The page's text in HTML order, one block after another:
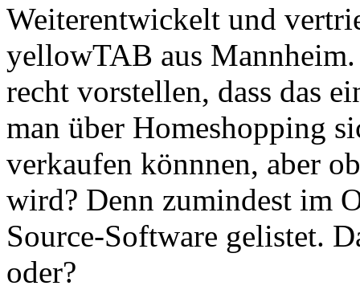
Weiterentwickelt und
yellowTAB aus
recht vorstellen, dass das
man über Homeshopping
verkaufen könnnen, aber
wird? Denn zumindest im
Source-Software gelistet.
oder?